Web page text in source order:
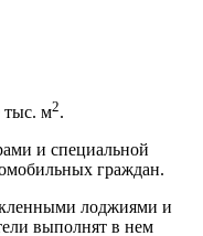
м2.
и специальной
граждан.
лоджиями и
выполнят в нем